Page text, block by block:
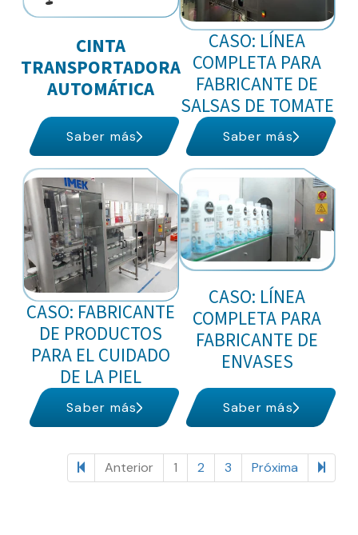
CINTA
TRANSPORTADORA
AUTOMÁTICA
Saber más
CASO: LÍNEA
COMPLETA PARA
FABRICANTE DE
SALSAS DE TOMATE
Saber más
CASO: FABRICANTE
DE PRODUCTOS
PARA EL CUIDADO
DE LA PIEL
Saber más
CASO: LÍNEA
COMPLETA PARA
FABRICANTE DE
ENVASES
Saber más
Anterior 1 2 3 Próxima